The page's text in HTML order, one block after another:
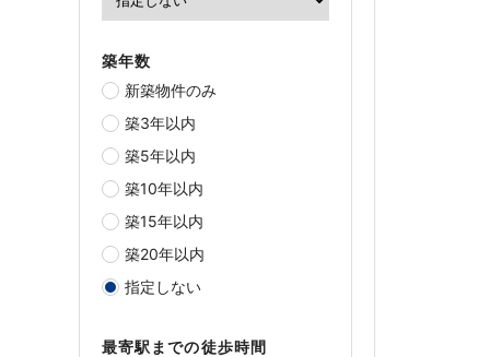
築年数
新築物件のみ
築3年以内
築5年以内
築10年以内
築15年以内
築20年以内
指定しない
最寄駅までの徒歩時間